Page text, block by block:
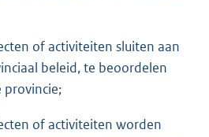
of activiteiten sluiten aan
beleid, te beoordelen
provincie;
of activiteiten worden